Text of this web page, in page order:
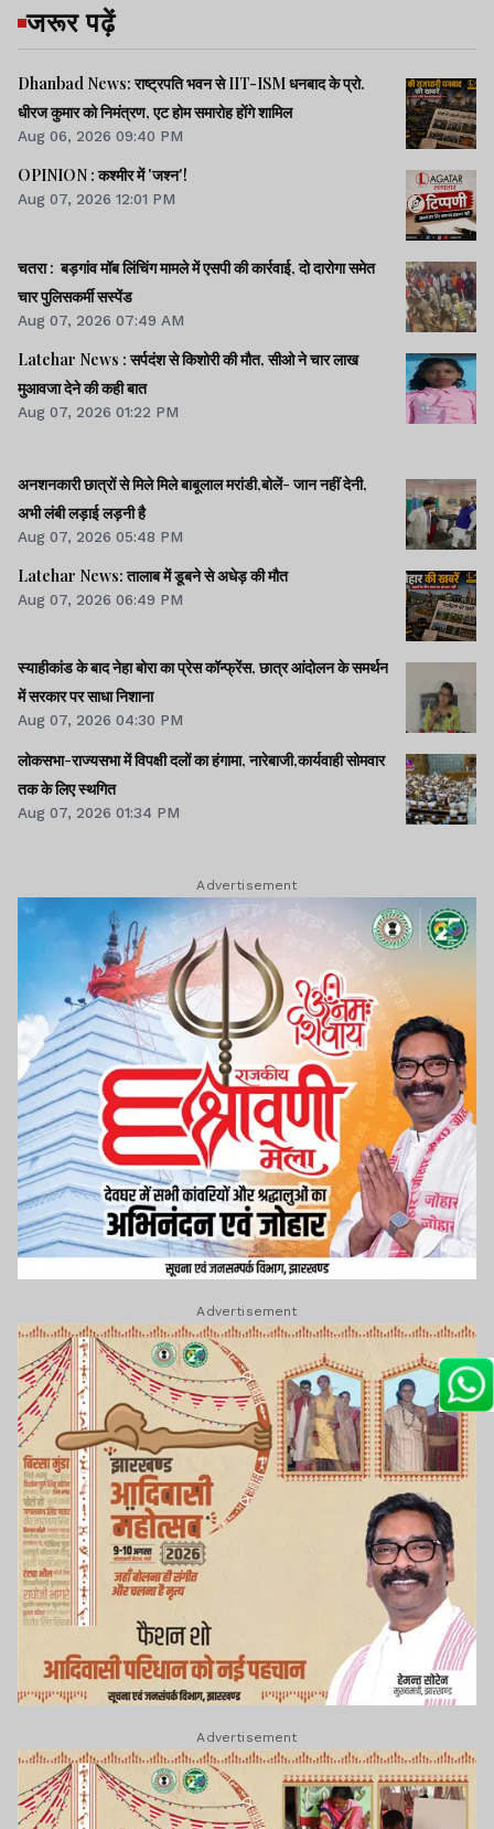
जरूर पढ़ें
Dhanbad News: राष्ट्रपति भवन से IIT-ISM धनबाद के प्रो.
धीरज कुमार को निमंत्रण, एट होम समारोह होंगे शामिल
Aug 06, 2026 09:40 PM
OPINION : कश्मीर में 'जश्न'!
Aug 07, 2026 12:01 PM
चतरा : बड़गांव मॉब लिंचिंग मामले में एसपी की कार्रवाई, दो दारोगा समेत
चार पुलिसकर्मी सस्पेंड
Aug 07, 2026 07:49 AM
Latehar News : सर्पदंश से किशोरी की मौत, सीओ ने चार लाख
मुआवजा देने की कही बात
Aug 07, 2026 01:22 PM
अनशनकारी छात्रों से मिले मिले बाबूलाल मरांडी,बोलें- जान नहीं देनी,
अभी लंबी लड़ाई लड़नी है
Aug 07, 2026 05:48 PM
Latehar News: तालाब में डूबने से अधेड़ की मौत
Aug 07, 2026 06:49 PM
स्याहीकांड के बाद नेहा बोरा का प्रेस कॉन्फ्रेंस, छात्र आंदोलन के समर्थन
में सरकार पर साधा निशाना
Aug 07, 2026 04:30 PM
लोकसभा-राज्यसभा में विपक्षी दलों का हंगामा, नारेबाजी,कार्यवाही सोमवार
तक के लिए स्थगित
Aug 07, 2026 01:34 PM
Advertisement
Advertisement
Advertisement